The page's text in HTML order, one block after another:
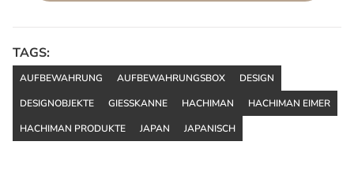
TAGS:
AUFBEWAHRUNG AUFBEWAHRUNGSBOX
DESIGN
DESIGNOBJEKTE
GIESSKANNE HACHIMAN
HACHIMAN EIMER
HACHIMAN PRODUKTE
JAPAN JAPANISCH